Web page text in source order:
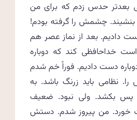
بعدتر حدس زدم که برای من
بنشیند. چشمش را گرفته بودم!
دادیم. بعد از نماز عصر هم
خداحافظی کند که دوباره
دست دادیم. فوراً خم شدم
نظامی باید زرنگ باشد. به
بکشد. ولی نبود. ضعیف
من پیروز شدم. دستش